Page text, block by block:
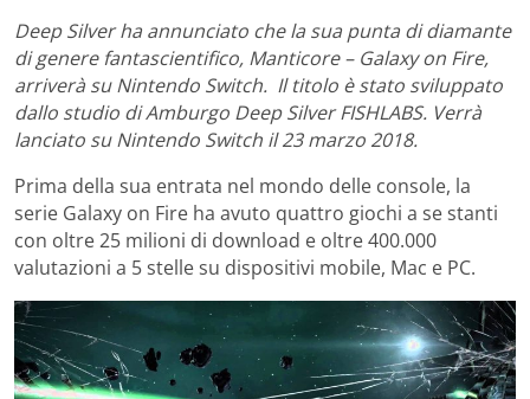
Deep Silver ha annunciato che la sua punta di diamante
di genere fantascientifico, Manticore – Galaxy on Fire,
arriverà su Nintendo Switch. Il titolo è stato sviluppato
dallo studio di Amburgo Deep Silver FISHLABS. Verrà
lanciato su Nintendo Switch il 23 marzo 2018.
Prima della sua entrata nel mondo delle console, la
serie Galaxy on Fire ha avuto quattro giochi a se stanti
con oltre 25 milioni di download e oltre 400.000
valutazioni a 5 stelle su dispositivi mobile, Mac e PC.